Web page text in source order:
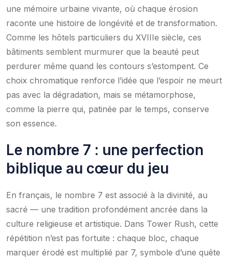
une mémoire urbaine vivante, où chaque érosion
raconte une histoire de longévité et de transformation.
Comme les hôtels particuliers du XVIIIe siècle, ces
bâtiments semblent murmurer que la beauté peut
perdurer même quand les contours s’estompent. Ce
choix chromatique renforce l’idée que l’espoir ne meurt
pas avec la dégradation, mais se métamorphose,
comme la pierre qui, patinée par le temps, conserve
son essence.
Le nombre 7 : une perfection
biblique au cœur du jeu
En français, le nombre 7 est associé à la divinité, au
sacré — une tradition profondément ancrée dans la
culture religieuse et artistique. Dans Tower Rush, cette
répétition n’est pas fortuite : chaque bloc, chaque
marquer érodé est multiplié par 7, symbole d’une quête